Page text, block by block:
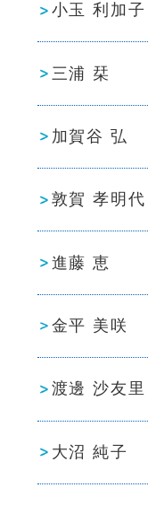
小玉 利加子
三浦 栞
加賀谷 弘
敦賀 孝明代
進藤 恵
金平 美咲
渡邊 沙友里
大沼 純子